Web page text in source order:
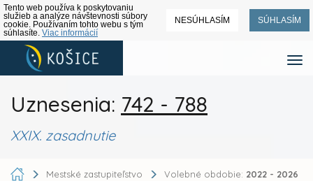
Tento web používa k poskytovaniu
služieb a analýze návštevnosti súbory
cookie. Používaním tohto webu s tým
súhlasíte. Viac informácií
NESÚHLASÍM SÚHLASÍM
Uznesenia: 742 - 788
XXIX. zasadnutie
Mestské zastupiteľstvo Volebné obdobie: 2022 - 2026